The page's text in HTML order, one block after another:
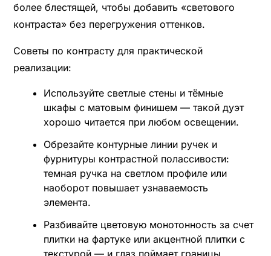
более блестящей, чтобы добавить «светового
контраста» без перегружения оттенков.
Советы по контрасту для практической
реализации:
Используйте светлые стены и тёмные
шкафы с матовым финишем — такой дуэт
хорошо читается при любом освещении.
Обрезайте контурные линии ручек и
фурнитуры контрастной полассивости:
темная ручка на светлом профиле или
наоборот повышает узнаваемость
элемента.
Разбивайте цветовую монотонность за счет
плитки на фартуке или акцентной плитки с
текстурой — и глаз поймает границы